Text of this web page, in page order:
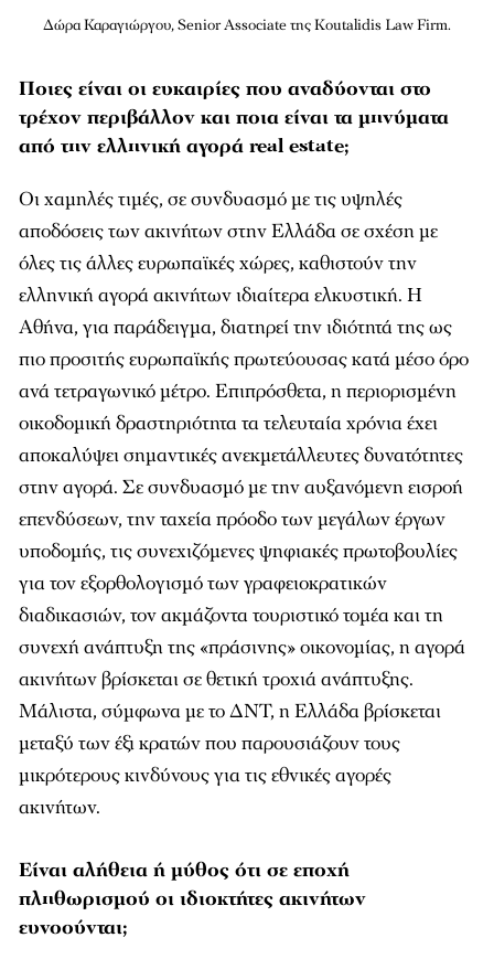
Δώρα Καραγιώργου, Senior Associate της Koutalidis Law Firm.
Ποιες είναι οι ευκαιρίες που αναδύονται στο
τρέχον περιβάλλον και ποια είναι τα μηνύματα
από την ελληνική αγορά real estate;
Οι χαμηλές τιμές, σε συνδυασμό με τις υψηλές
αποδόσεις των ακινήτων στην Ελλάδα σε σχέση με
όλες τις άλλες ευρωπαϊκές χώρες, καθιστούν την
ελληνική αγορά ακινήτων ιδιαίτερα ελκυστική. Η
Αθήνα, για παράδειγμα, διατηρεί την ιδιότητά της ως
πιο προσιτής ευρωπαϊκής πρωτεύουσας κατά μέσο όρο
ανά τετραγωνικό μέτρο. Επιπρόσθετα, η περιορισμένη
οικοδομική δραστηριότητα τα τελευταία χρόνια έχει
αποκαλύψει σημαντικές ανεκμετάλλευτες δυνατότητες
στην αγορά. Σε συνδυασμό με την αυξανόμενη εισροή
επενδύσεων, την ταχεία πρόοδο των μεγάλων έργων
υποδομής, τις συνεχιζόμενες ψηφιακές πρωτοβουλίες
για τον εξορθολογισμό των γραφειοκρατικών
διαδικασιών, τον ακμάζοντα τουριστικό τομέα και τη
συνεχή ανάπτυξη της «πράσινης» οικονομίας, η αγορά
ακινήτων βρίσκεται σε θετική τροχιά ανάπτυξης.
Μάλιστα, σύμφωνα με το ΔΝΤ, η Ελλάδα βρίσκεται
μεταξύ των έξι κρατών που παρουσιάζουν τους
μικρότερους κινδύνους για τις εθνικές αγορές
ακινήτων.
Είναι αλήθεια ή μύθος ότι σε εποχή
πληθωρισμού οι ιδιοκτήτες ακινήτων
ευνοούνται;